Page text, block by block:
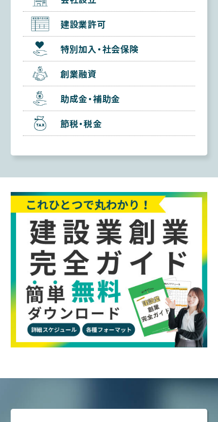
建設業許可
特別加入・社会保険
創業融資
助成金・補助金
節税・税金